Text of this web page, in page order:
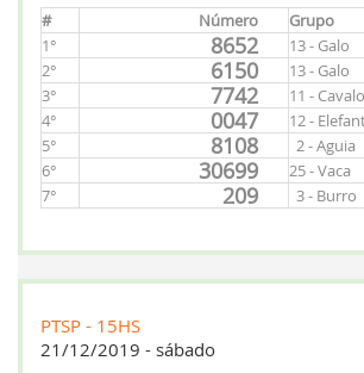
# Número
Grupo
1°
8652
13 - Galo
2°
6150
13 - Galo
3°
7742
11 - Cavalo
4°
0047
12 -
5°
8108
2 - Aguia
6°
30699
25 - Vaca
7°
209 3 - Burro
PTSP - 15HS
21/12/2019 - sábado